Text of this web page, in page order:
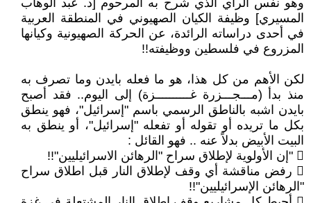
وهو نفس الرأي الذي شرح به المرحوم [د. عبد الوهاب
المسيري] وظيفة الكيان الصهيوني في المنطقة العربية
في أحدى دراساته الرائدة، عن الحركة الصهيونية وكيانها
المزروع في فلسطين ووظيفته!!
لكن الأهم من كل هذا، هو ما فعله بايدن وما تصرف به
منذ بدأ (مـــجـــزرة غــــــــــزة) إلى اليوم.. فقد أصبح
بايدن اشبه بالناطق الرسمي باسم "إسرائيل"، فهو ينطق
بكل ما تريده أو تقوله أو تفعله "إسرائيل"، أو ينطق به
البيت الأبيض بدلاً عنه .. فهو القائل :
 "إن الأولوية لإطلاق سراح "الرهائن الاسرائيليين"!!
 رفض مناقشة أي وقف لإطلاق النار قبل اطلاق سراح
"الرهائن الإسرائيليين"!!